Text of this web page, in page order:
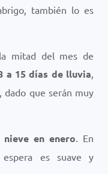
también lo es
mitad del mes de
a 15 días de lluvia,
dado que serán muy
nieve en enero. En
es suave y